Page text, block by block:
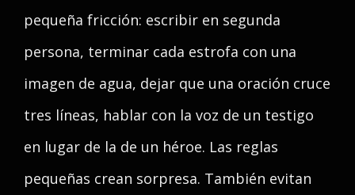
pequeña fricción: escribir en segunda
persona, terminar cada estrofa con una
imagen de agua, dejar que una oración cruce
tres líneas, hablar con la voz de un testigo
en lugar de la de un héroe. Las reglas
pequeñas crean sorpresa. También evitan